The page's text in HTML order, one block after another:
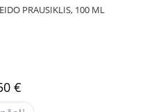
PRAUSIKLIS, 100 ML
€